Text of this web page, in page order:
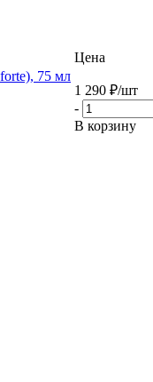
75 мл
Цена
1 290 ₽/шт
-
В корзину